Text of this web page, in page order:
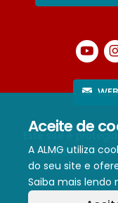
Aceite de
A ALMG utiliza
do seu site e
Saiba mais lendo
Este site é
Política de
Termos de